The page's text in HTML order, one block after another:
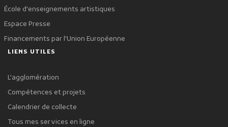
École d'enseignements artistiques
Espace Presse
Financements par l'Union Européenne
LIENS UTILES
L'agglomération
Compétences et projets
Calendrier de collecte
Tous mes services en ligne